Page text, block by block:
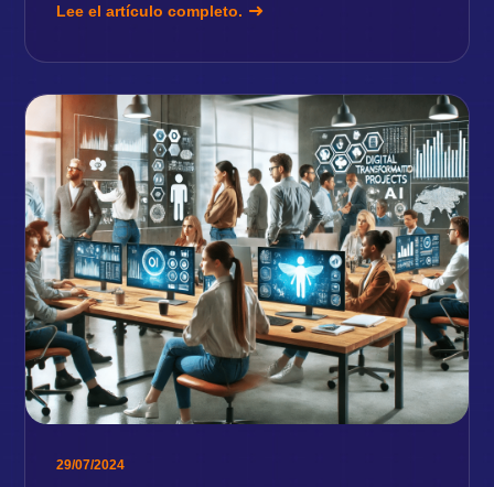
Lee el artículo completo.
29/07/2024